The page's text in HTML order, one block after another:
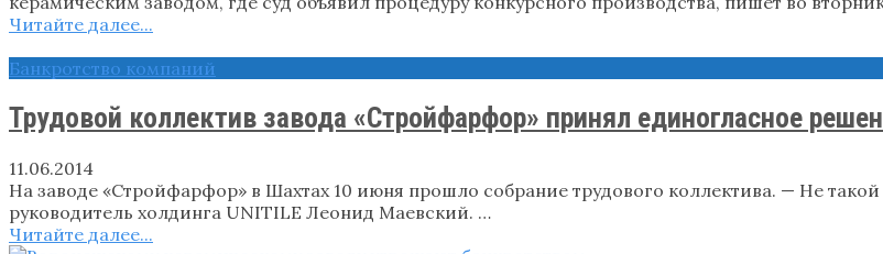
Читайте далее...
Банкротство компаний
Трудовой коллектив завода «Стройфарфор» принял единогласное
11.06.2014
На заводе «Стройфарфор» в Шахтах 10 июня прошло собрание трудового коллектива. — Не
руководитель холдинга UNITILE Леонид Маевский. …
Читайте далее...